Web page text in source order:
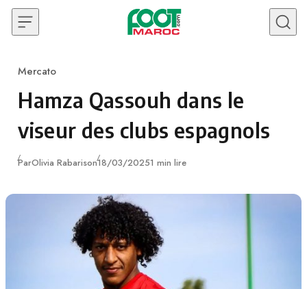
Skip to content
Category
Mercato
Hamza Qassouh dans le
viseur des clubs espagnols
ParOlivia RabarisonPublié
18/03/20251 min lire